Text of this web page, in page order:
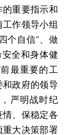
重要指示和
作领导小组
个自信”、做
全和身体健
最重要的工
政府的领导
严明战时纪
、保稳定各
大决策部署